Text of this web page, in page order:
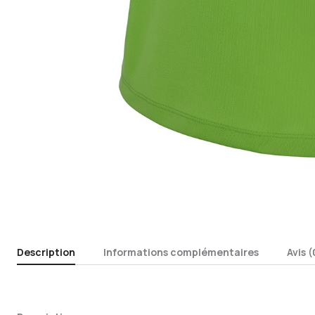
Description Informations complémentaires Avis